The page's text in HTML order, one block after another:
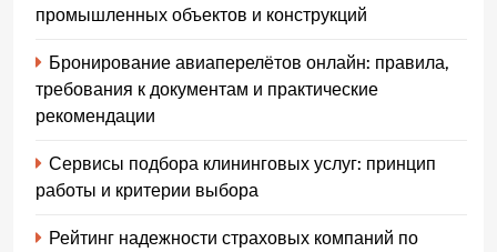
промышленных объектов и конструкций
Бронирование авиаперелётов онлайн: правила,
требования к документам и практические
рекомендации
Сервисы подбора клининговых услуг: принцип
работы и критерии выбора
Рейтинг надежности страховых компаний по